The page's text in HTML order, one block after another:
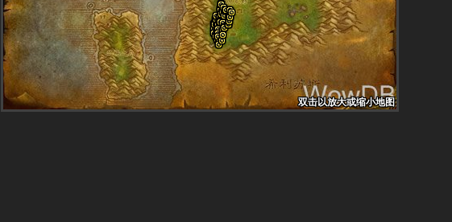
双击以放大或缩小地图
双击以放大或缩小地图
双击以放大或缩小地图
双击以放大或缩小地图
双击以放大或缩小地图
双击以放大或缩小地图
双击以放大或缩小地图
双击以放大或缩小地图
双击以放大或缩小地图